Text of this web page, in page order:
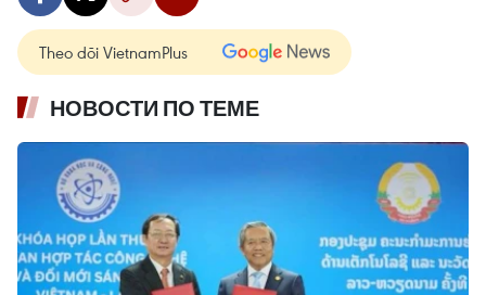
Theo dõi VietnamPlus
НОВОСТИ ПО ТЕМЕ